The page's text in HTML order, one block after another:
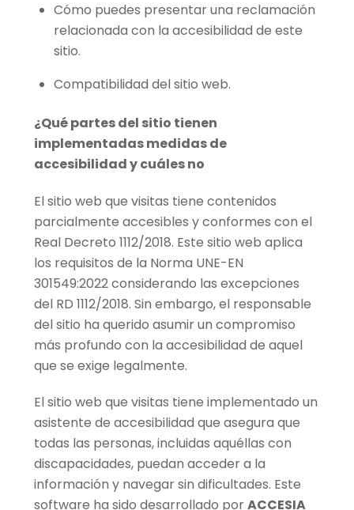
Cómo puedes presentar una reclamación
relacionada con la accesibilidad de este
sitio.
Compatibilidad del sitio web.
¿Qué partes del sitio tienen
implementadas medidas de
accesibilidad y cuáles no
El sitio web que visitas tiene contenidos
parcialmente accesibles y conformes con el
Real Decreto 1112/2018. Este sitio web aplica
los requisitos de la Norma UNE-EN
301549:2022 considerando las excepciones
del RD 1112/2018. Sin embargo, el responsable
del sitio ha querido asumir un compromiso
más profundo con la accesibilidad de aquel
que se exige legalmente.
El sitio web que visitas tiene implementado un
asistente de accesibilidad que asegura que
todas las personas, incluidas aquéllas con
discapacidades, puedan acceder a la
información y navegar sin dificultades. Este
software ha sido desarrollado porACCESIA